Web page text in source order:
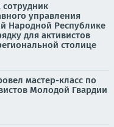
управления
Народной Республике
для активистов
столице
мастер-класс по
Молодой Гвардии